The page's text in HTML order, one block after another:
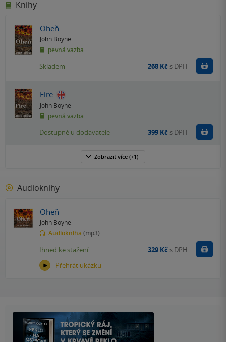
Knihy
Oheň
John Boyne
pevná vazba
Skladem 268 Kč s DPH
Fire
John Boyne
pevná vazba
Dostupné u dodavatele 399 Kč s DPH
Zobrazit více (+1)
Audioknihy
Oheň
John Boyne
Audiokniha (mp3)
Přehrát ukázku
Ihned ke stažení 329 Kč s DPH Koupit